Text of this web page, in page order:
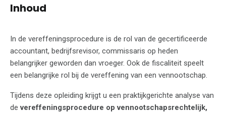
Inhoud
In de vereffeningsprocedure is de rol van de gecertificeerde
accountant, bedrijfsrevisor, commissaris op heden
belangrijker geworden dan vroeger. Ook de fiscaliteit speelt
een belangrijke rol bij de vereffening van een vennootschap.
Tijdens deze opleiding krijgt u een praktijkgerichte analyse van
devereffeningsprocedure op vennootschapsrechtelijk,